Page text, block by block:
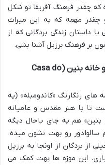
که چقدر فرهنگ آفریقا تو شکل
مهمه که به این میراث
داستان زندگی بردگانی که از
بر فرهنگ برزیل آشنا بشی.
موزه شهر (Museu da Cidade) و خانه بنین (Casa do
های رنگارنگ «کاندومبله» (یه
تا با هنر مقدس و عامیانه
بنین» هم یه جای باحال دیگه
رو بهت نشون میده.
از بردگان از اونجا به برزیل
این موزه ها بهت کمک می